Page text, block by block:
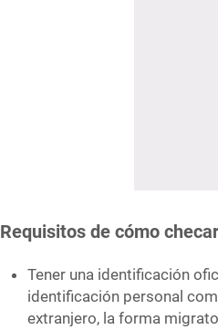
Requisitos de cómo
Tener una identificación
identificación personal
extranjero, la forma